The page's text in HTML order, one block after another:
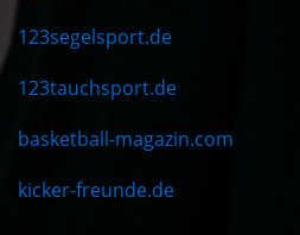
123segelsport.de
123tauchsport.de
basketball-magazin.com
kicker-freunde.de